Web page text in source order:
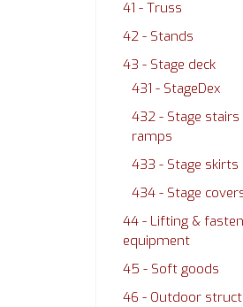
41 - Truss
42 - Stands
43 - Stage deck
431 - StageDex
432 - Stage stairs
ramps
433 - Stage skirts
434 - Stage
44 - Lifting &
equipment
45 - Soft goods
46 - Outdoor